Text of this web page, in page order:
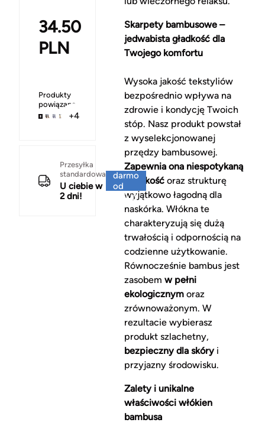
34.50
PLN
Produkty
powiązane
+4
Przesyłka
standardowa
U ciebie w
2 dni!
darmo
od
150 zł
Skarpety bambusowe –
jedwabista gładkość dla
Twojego komfortu
Wysoka jakość tekstyliów
bezpośrednio wpływa na
zdrowie i kondycję Twoich
stóp. Nasz produkt powstał
z wyselekcjonowanej
przędzy bambusowej.
Zapewnia ona niespotykaną
miękkośćoraz strukturę
wyjątkowo łagodną dla
naskórka. Włókna te
charakteryzują się dużą
trwałością i odpornością na
codzienne użytkowanie.
Równocześnie bambus jest
zasobem w pełni
ekologicznym oraz
zrównoważonym. W
rezultacie wybierasz
produkt szlachetny,
bezpieczny dla skóryi
przyjazny środowisku.
Zalety i unikalne
właściwości włókien
bambusa